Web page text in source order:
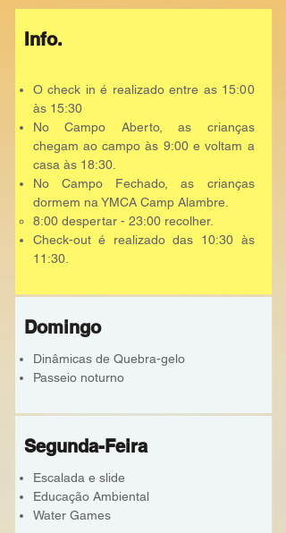
Info.
O check in é realizado entre as 15:00
às 15:30
No Campo Aberto, as crianças
chegam ao campo às 9:00 e voltam a
casa às 18:30.
No Campo Fechado, as crianças
dormem na YMCA Camp Alambre.
8:00 despertar - 23:00 recolher.
Check-out é realizado das 10:30 às
11:30.
Domingo
Dinâmicas de Quebra-gelo
Passeio noturno
Segunda-Feira
Escalada e slide
Educação Ambiental
Water Games